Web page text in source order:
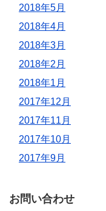
2018年5月
2018年4月
2018年3月
2018年2月
2018年1月
2017年12月
2017年11月
2017年10月
2017年9月
お問い合わせ